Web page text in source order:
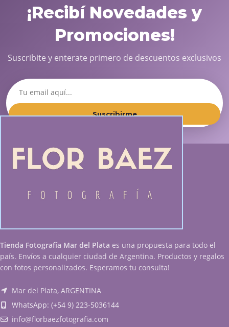
¡Recibí Novedades y
Promociones!
Suscribite y enterate primero de descuentos exclusivos
Suscribirme
Tienda Fotografía Mar del Plata es una propuesta para todo el
país. Envíos a cualquier ciudad de Argentina. Productos y regalos
con fotos personalizados. Esperamos tu consulta!
Mar del Plata, ARGENTINA
WhatsApp: (+54 9) 223-5036144
info@florbaezfotografia.com